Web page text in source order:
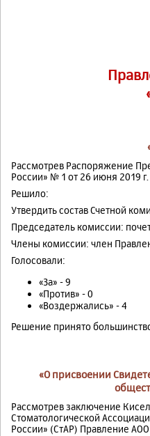
Рассмотрев Распоряжение
России» № 1 от 26 июня 2019
Решило:
Утвердить состав Счетной
Председатель комиссии:
Члены комиссии: член
Голосовали:
«За» - 9
«Против» - 0
«Воздержались» - 4
Решение принято
«О присвоении
Рассмотрев заключение
Стоматологической
России» (СтАР) Правление